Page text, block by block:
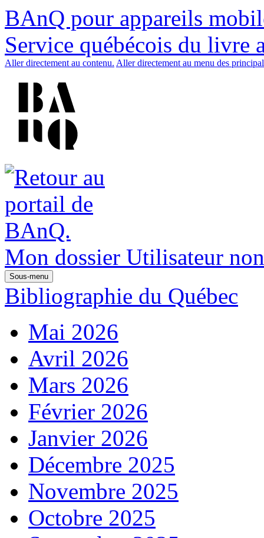
BAnQ pour appareils
Service québécois du livre
Aller directement au contenu. Aller directement au menu des
Mon dossier Utilisateur
Sous-menu
Bibliographie du Québec
Mai 2026
Avril 2026
Mars 2026
Février 2026
Janvier 2026
Décembre 2025
Novembre 2025
Octobre 2025